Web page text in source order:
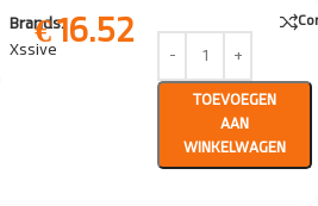
Brands:
Xssive
€16.52
TOEVOEGEN
AAN
WINKELWAGEN